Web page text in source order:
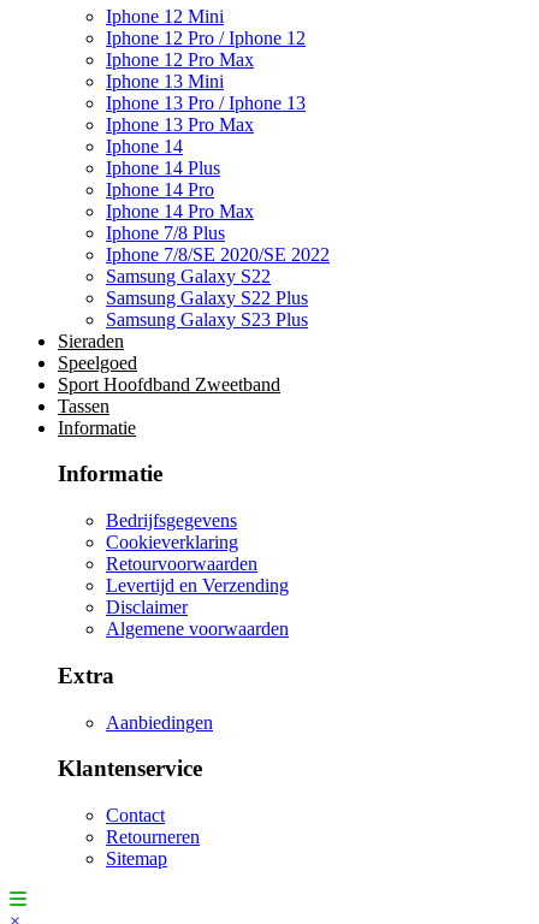
Iphone 12 Mini
Iphone 12 Pro / Iphone 12
Iphone 12 Pro Max
Iphone 13 Mini
Iphone 13 Pro / Iphone 13
Iphone 13 Pro Max
Iphone 14
Iphone 14 Plus
Iphone 14 Pro
Iphone 14 Pro Max
Iphone 7/8 Plus
Iphone 7/8/SE 2020/SE 2022
Samsung Galaxy S22
Samsung Galaxy S22 Plus
Samsung Galaxy S23 Plus
Sieraden
Speelgoed
Sport Hoofdband Zweetband
Tassen
Informatie
Informatie
Bedrijfsgegevens
Cookieverklaring
Retourvoorwaarden
Levertijd en Verzending
Disclaimer
Algemene voorwaarden
Extra
Aanbiedingen
Klantenservice
Contact
Retourneren
Sitemap